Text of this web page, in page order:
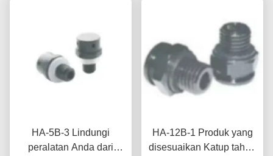
HA-5B-3 Lindungi
peralatan Anda dari
HA-12B-1 Produk yang
disesuaikan Katup tahan